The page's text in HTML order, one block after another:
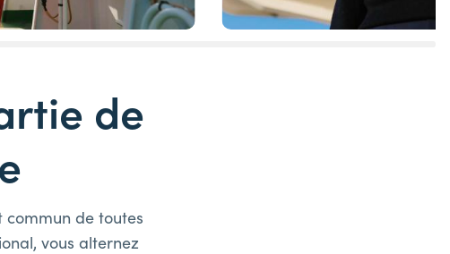
de
de toutes
vous alternez